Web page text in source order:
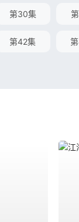
第30集
第42集